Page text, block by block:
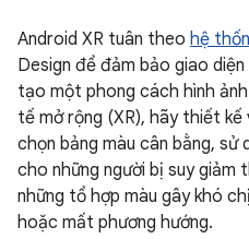
Android XR tuân theo hệ
Design để đảm bảo giao
tạo một phong cách hình
tế mở rộng (XR), hãy thiết
chọn bảng màu cân bằng, sử
cho những người bị suy giảm
những tổ hợp màu gây khó
hoặc mất phương hướng.